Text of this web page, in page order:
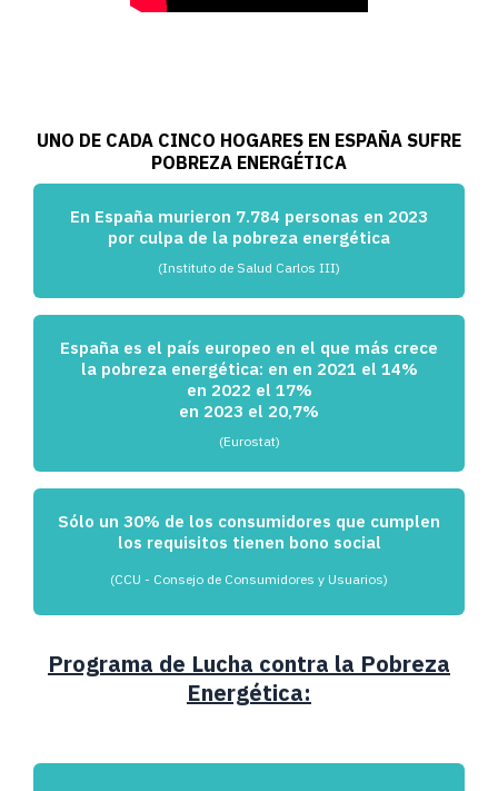
UNO DE CADA CINCO HOGARES EN ESPAÑA SUFRE
POBREZA ENERGÉTICA
En España murieron 7.784 personas en 2023
por culpa de la pobreza energética
(Instituto de Salud Carlos III)
España es el país europeo en el que más crece
la pobreza energética: en en 2021 el 14%
en 2022 el 17%
en 2023 el 20,7%
(Eurostat)
Sólo un 30% de los consumidores que cumplen
los requisitos tienen bono social
(CCU - Consejo de Consumidores y Usuarios)
Programa de Lucha contra la Pobreza
Energética: